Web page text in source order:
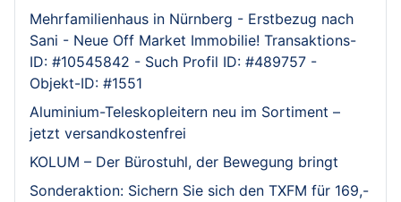
Mehrfamilienhaus in Nürnberg - Erstbezug nach
Sani - Neue Off Market Immobilie! Transaktions-
ID: #10545842 - Such Profil ID: #489757 -
Objekt-ID: #1551
Aluminium-Teleskopleitern neu im Sortiment –
jetzt versandkostenfrei
KOLUM – Der Bürostuhl, der Bewegung bringt
Sonderaktion: Sichern Sie sich den TXFM für 169,-